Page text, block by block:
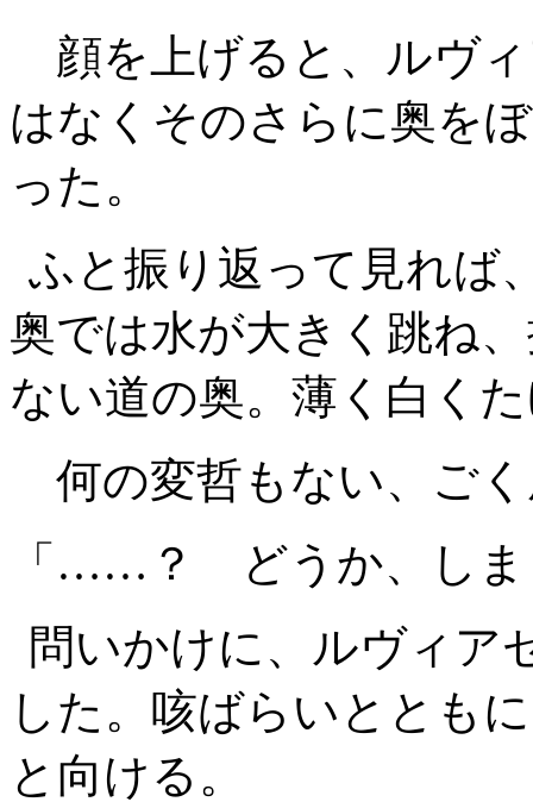
顔を上げると、ルヴ
はなくそのさらに奥を
った。
ふと振り返って見れば
奥では水が大きく跳ね
ない道の奥。薄く白く
何の変哲もない、ご
「……？ どうか、しま
問いかけに、ルヴィア
した。咳ばらいととも
と向ける。